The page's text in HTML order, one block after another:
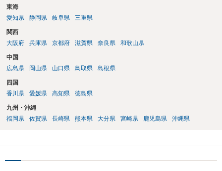
東海
愛知県
静岡県 岐阜県 三重県
関西
大阪府
兵庫県 京都府 滋賀県 奈良県 和歌山県
中国
広島県
岡山県 山口県 鳥取県 島根県
四国
香川県
愛媛県 高知県 徳島県
九州・沖縄
福岡県
佐賀県 長崎県 熊本県 大分県 宮崎県 鹿児島県 沖縄県